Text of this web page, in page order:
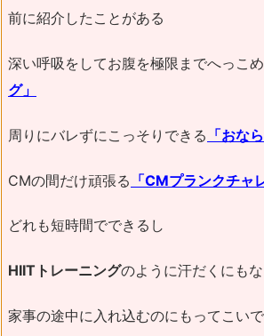
前に紹介したことがある
深い呼吸をしてお腹を極限までへっこ
グ」
周りにバレずにこっそりできる 「おな
CMの間だけ頑張る 「CMプランクチャ
どれも短時間でできるし
HIITトレーニングのように汗だくにも
家事の途中に入れ込むのにもってこい